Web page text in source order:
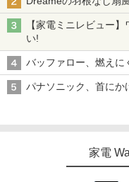
【家電ミニレビュー
い!
バッファロー、燃えに
パナソニック、首にか
家電